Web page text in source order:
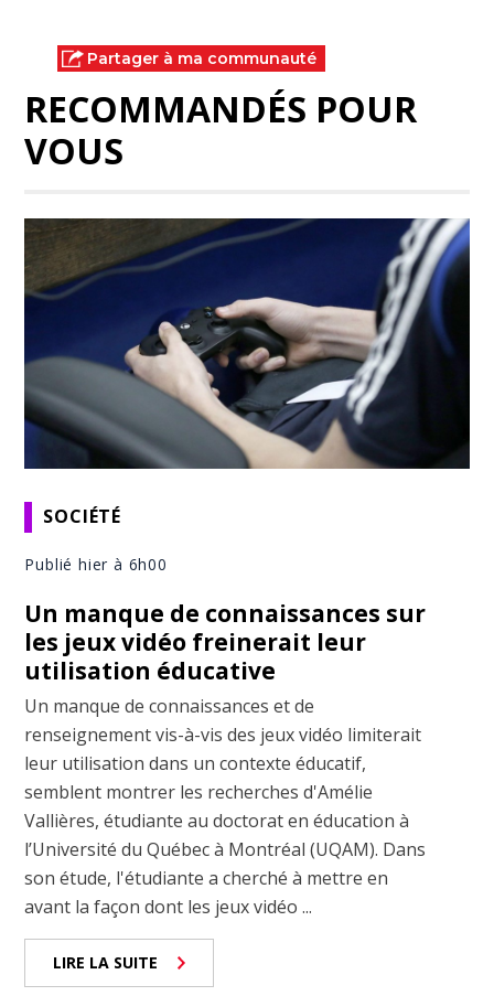
Partager à ma communauté
RECOMMANDÉS POUR
VOUS
SOCIÉTÉ
Publié hier à 6h00
Un manque de connaissances sur
les jeux vidéo freinerait leur
utilisation éducative
Un manque de connaissances et de
renseignement vis-à-vis des jeux vidéo limiterait
leur utilisation dans un contexte éducatif,
semblent montrer les recherches d'Amélie
Vallières, étudiante au doctorat en éducation à
l’Université du Québec à Montréal (UQAM). Dans
son étude, l'étudiante a cherché à mettre en
avant la façon dont les jeux vidéo ...
LIRE LA SUITE